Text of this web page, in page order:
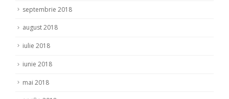
septembrie 2018
august 2018
iulie 2018
iunie 2018
mai 2018